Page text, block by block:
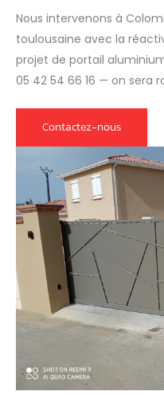
Nous intervenons à
toulousaine avec la
projet de portail
05 42 54 66 16 — on sera
Contactez-nous